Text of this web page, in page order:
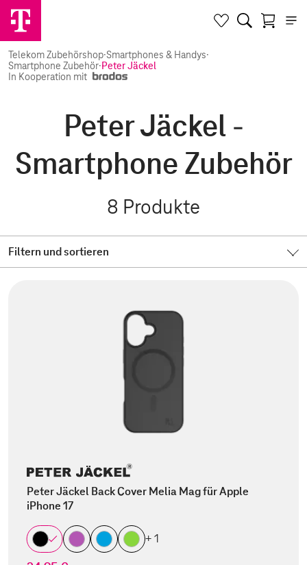
Telekom Zubehörshop·Smartphones & Handys·
Smartphone Zubehör·Peter Jäckel
In Kooperation mit
Peter Jäckel -
Smartphone Zubehör
8 Produkte
Filtern und sortieren
Peter Jäckel Back Cover Melia Mag für Apple
iPhone 17
+ 1